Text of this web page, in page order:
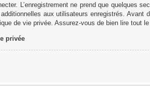
L’enregistrement ne prend que quelques
aux utilisateurs enregistrés. Avant
de vie privée. Assurez-vous de bien lire tout le
privée